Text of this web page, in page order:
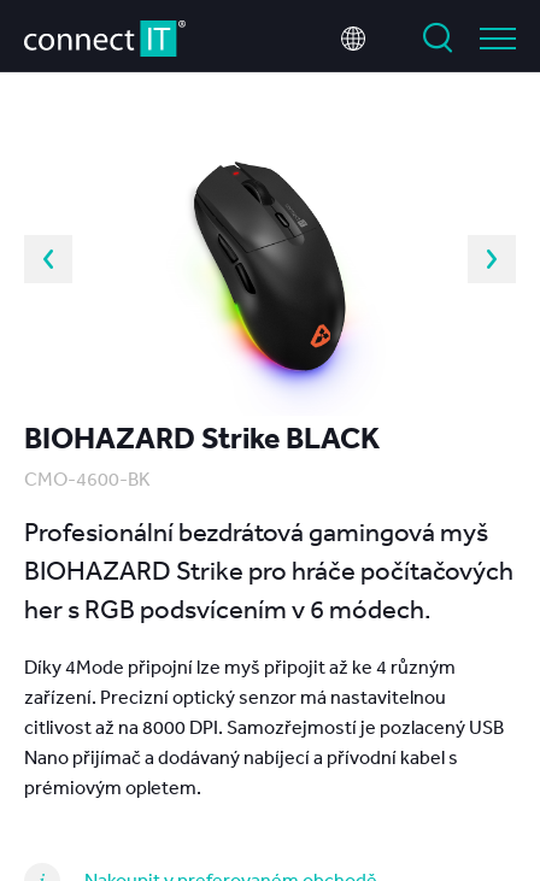
BIOHAZARD Strike BLACK
CMO-4600-BK
Profesionální bezdrátová gamingová myš
BIOHAZARD Strike pro hráče počítačových
her s RGB podsvícením v 6 módech.
Díky 4Mode připojní lze myš připojit až ke 4 různým
zařízení. Precizní optický senzor má nastavitelnou
citlivost až na 8000 DPI. Samozřejmostí je pozlacený USB
Nano přijímač a dodávaný nabíjecí a přívodní kabel s
prémiovým opletem.